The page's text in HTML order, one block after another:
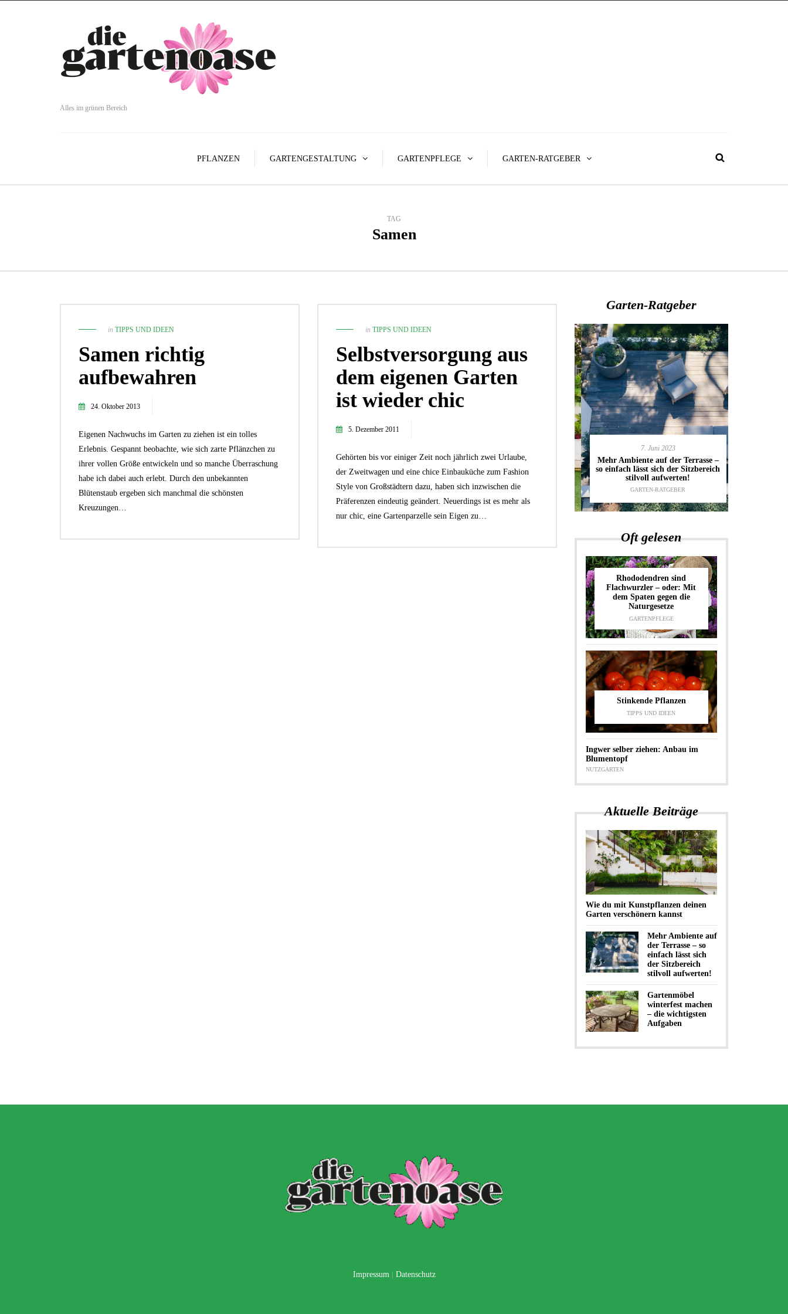
Alles im grünen Bereich
PFLANZEN GARTENGESTALTUNG GARTENPFLEGE GARTEN-RATGEBER
TAG
Samen
in TIPPS UND IDEEN
Samen richtig
aufbewahren
24. Oktober 2013
Eigenen Nachwuchs im Garten zu ziehen ist ein tolles
Erlebnis. Gespannt beobachte, wie sich zarte Pflänzchen zu
ihrer vollen Größe entwickeln und so manche Überraschung
habe ich dabei auch erlebt. Durch den unbekannten
Blütenstaub ergeben sich manchmal die schönsten
Kreuzungen…
in TIPPS UND IDEEN
Selbstversorgung aus
dem eigenen Garten
ist wieder chic
5. Dezember 2011
Gehörten bis vor einiger Zeit noch jährlich zwei Urlaube,
der Zweitwagen und eine chice Einbauküche zum Fashion
Style von Großstädtern dazu, haben sich inzwischen die
Präferenzen eindeutig geändert. Neuerdings ist es mehr als
nur chic, eine Gartenparzelle sein Eigen zu…
Garten-Ratgeber
Die 5 besten Zimmerpflanzen für
Pflanzenneulinge!
TIPPS UND IDEEN
29. April 2019
9 Tipps: So wird die Gartenparty
TIPPS UND IDEEN
Wie du mit Kunstpflanzen deinen
Garten verschönern kannst
GARTEN-RATGEBER,GARTENGESTALTUNG
PFLANZEN,TIPPS UND IDEEN
7. Juni 2023
Mehr Ambiente auf der Terrasse –
so einfach lässt sich der Sitzbereich
stilvoll aufwerten!
GARTEN-RATGEBER
Oft gelesen
Rhododendren sind
Flachwurzler – oder: Mit
dem Spaten gegen die
Naturgesetze
GARTENPFLEGE
Stinkende Pflanzen
TIPPS UND IDEEN
Ingwer selber ziehen: Anbau im
Blumentopf
NUTZGARTEN
Aktuelle Beiträge
Wie du mit Kunstpflanzen deinen
Garten verschönern kannst
Mehr Ambiente auf
der Terrasse – so
einfach lässt sich
der Sitzbereich
stilvoll aufwerten!
Gartenmöbel
winterfest machen
– die wichtigsten
Aufgaben
Impressum Datenschutz